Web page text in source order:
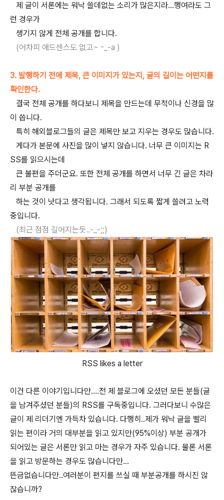
제 글이 서론에는 워낙 쓸데없는 소리가 많은지라...행여라도 그
런 경우가
생기지 않게 전체 공개를 합니다.
(어차피 애드센스도 없고~ -_-a )
3. 발행하기 전에 제목, 큰 이미지가 있는지, 글의 길이는 어떤지를
확인한다.
결국 전체 공개를 하다보니 제목을 만드는데 무척이나 신경을 많
이 씁니다.
특히 해외블로그들의 글은 제목만 보고 지우는 경우도 많습니다.
게다가 본문에 사진을 많이 넣지 않습니다. 너무 큰 이미지는 R
SS를 읽으시는데
큰 불편을 주더군요. 또한 전체 공개를 하면서 너무 긴 글은 차라
리 부분 공개를
하는 것이 낫다고 생각됩니다. 그래서 되도록 짧게 쓸려고 노력
중입니다.
(최근 점점 길어지는듯..-_-;;)
RSS likes a letter
이건 다른 이야기입니다만....전 제 블로그에 오셨던 모든 분들(글
을 남겨주셨던 분들)의 RSS를 구독중입니다. 그러다보니 수많은
글이 제 리더기엔 가득차 있습니다. 다행히..제가 워낙 글을 빨리
읽는 편이라 거의 대부분을 읽고 있지만(95%이상) 부분 공개가
되어있는 글은 서론만 읽고 마는 경우가 자주 있습니다. 물론 서론
을 읽고 방문하는 경우도 많습니다만...
뜬금없습니다만..여러분이 편지를 쓰실 때 부분공개를 하시진 않
잖습니까?